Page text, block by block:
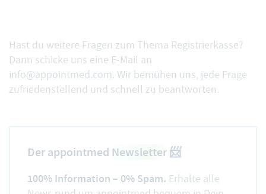
Hast du weitere Fragen zum Thema Registrierkasse?
Dann schicke uns eine E-Mail an
info@appointmed.com. Wir bemühen uns, jede Frage
zufriedenstellend und schnell zu beantworten.
Der appointmed Newsletter📨
100% Information – 0% Spam. Erhalte alle